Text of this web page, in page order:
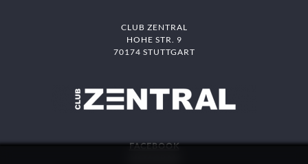
CLUB ZENTRAL
HOHE STR. 9
70174 STUTTGART
FACEBOOK